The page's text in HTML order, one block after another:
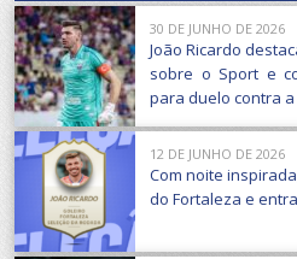
30 DE JUNHO DE 2026
João Ricardo
sobre o Sport e
para duelo contra
12 DE JUNHO DE 2026
Com noite
do Fortaleza e